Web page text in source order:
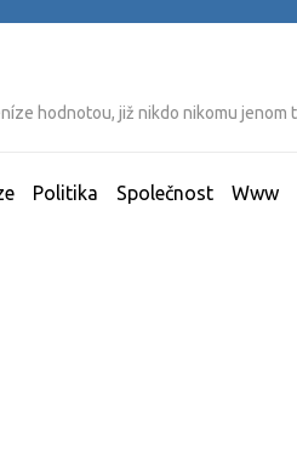
hodnotou, již nikdo nikomu jenom
Politika Společnost Www